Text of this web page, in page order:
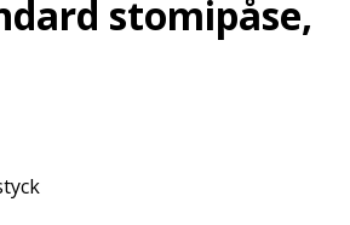
stomipåse,